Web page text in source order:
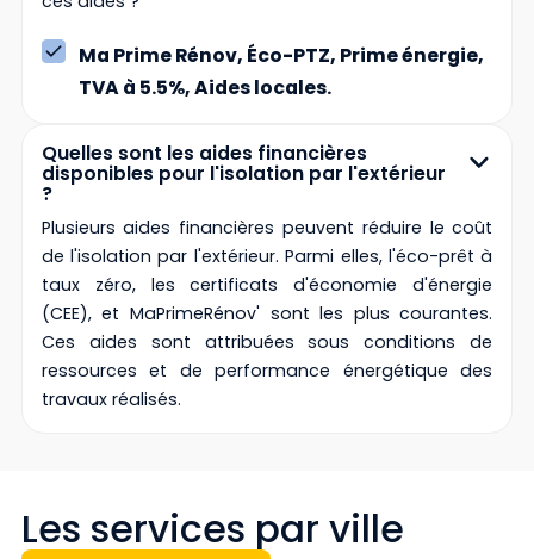
Ma Prime Rénov, Éco-PTZ, Prime énergie,
TVA à 5.5%, Aides locales.
Quelles sont les aides financières
disponibles pour l'isolation par l'extérieur
?
Plusieurs aides financières peuvent réduire le coût
de l'isolation par l'extérieur. Parmi elles, l'éco-prêt à
taux zéro, les certificats d'économie d'énergie
(CEE), et MaPrimeRénov' sont les plus courantes.
Ces aides sont attribuées sous conditions de
ressources et de performance énergétique des
travaux réalisés.
Les services par ville